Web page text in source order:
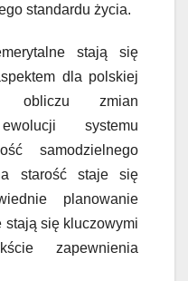
standardu życia.
stają się
dla polskiej
zmian
systemu
samodzielnego
starość staje się
planowanie
stają się kluczowymi
zapewnienia